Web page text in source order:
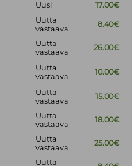
Uusi 17.00€
Uutta
vastaava
8.40€
Uutta
vastaava
26.00€
Uutta
vastaava
10.00€
Uutta
vastaava
15.00€
Uutta
vastaava
18.00€
Uutta
vastaava
25.00€
Uutta